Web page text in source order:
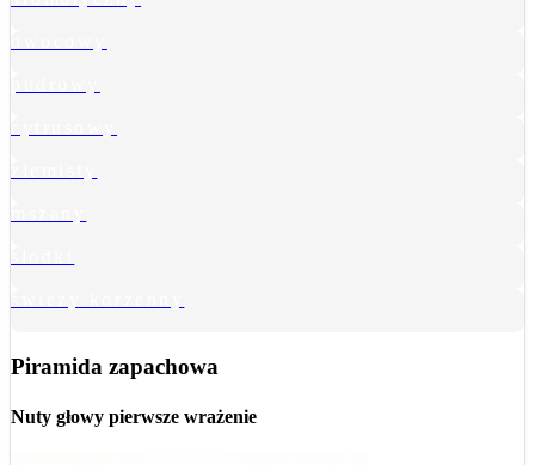
Piramida zapachowa
Nuty głowy pierwsze wrażenie